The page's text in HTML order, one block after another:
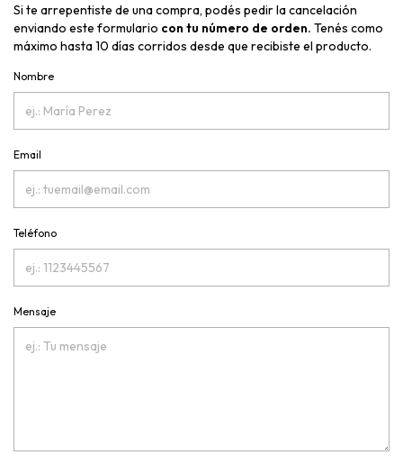
Si te arrepentiste de una compra, podés pedir la cancelación
enviando este formulario con tu número de orden. Tenés como
máximo hasta 10 días corridos desde que recibiste el producto.
Nombre
Email
Teléfono
Mensaje